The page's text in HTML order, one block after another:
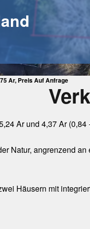
Ar, Preis Auf Anfrage
Ar und 4,37 Ar
Natur, angrenzend
Häusern mit